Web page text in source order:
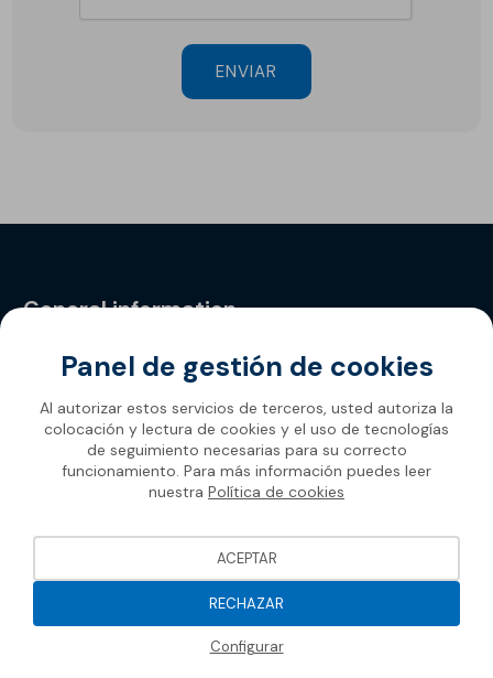
ENVIAR
General information
Privacy Policy
Panel de gestión de cookies
Al autorizar estos servicios de terceros, usted autoriza la
colocación y lectura de cookies y el uso de tecnologías
de seguimiento necesarias para su correcto
funcionamiento. Para más información puedes leer
nuestra Política de cookies
RECHAZAR
Configurar
ACEPTAR